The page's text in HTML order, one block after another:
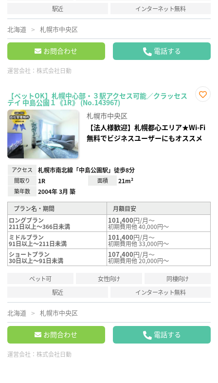
駅近
インターネット無料
北海道 札幌市中央区
お問合わせ 電話する
運営会社： 株式会社日動
【ペットOK】札幌中心部・３駅アクセス可能／クラッセス
テイ 中島公園１《1R》 (No.143967)
録
札幌市中央区
【法人様歓迎】札幌都心エリア★Wi-Fi
無料でビジネスユーザーにもオススメ
アクセス 札幌市南北線「中島公園駅」徒歩8分
間取り 1R 面積 21m²
築年数 2004年 3月 築
プラン名・期間
月額目安
ロングプラン
211日以上～366日未満
101,400円/月～
初期費用他 40,000円～
ミドルプラン
91日以上～211日未満
101,400円/月～
初期費用他 33,000円～
ショートプラン
30日以上～91日未満
107,400円/月～
初期費用他 20,000円～
ペット可 女性向け
同棲向け
駅近
インターネット無料
北海道 札幌市中央区
お問合わせ 電話する
運営会社： 株式会社日動